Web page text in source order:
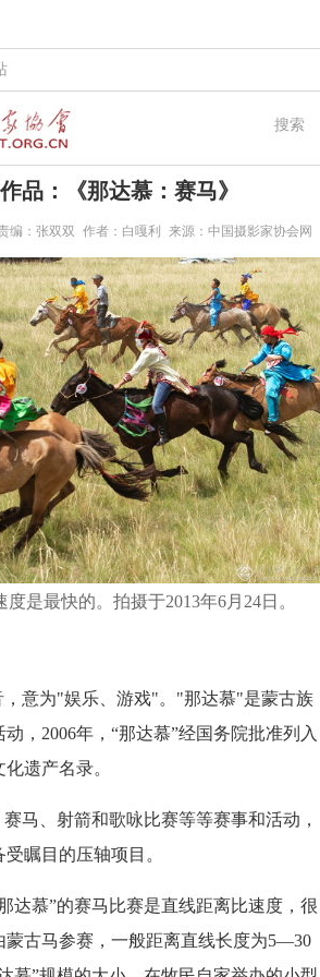
搜索
品：《那达慕：赛马》
来源：中国摄影家协会网
作者：白嘎利
编：张双双
是最快的。拍摄于2013年6月24日。
意为"娱乐、游戏"。"那达慕"是蒙古族
，2006年，“那达慕”经国务院批准列入
遗产名录。
马、射箭和歌咏比赛等等赛事和活动，
瞩目的压轴项目。
达慕”的赛马比赛是直线距离比速度，很
蒙古马参赛，一般距离直线长度为5—30